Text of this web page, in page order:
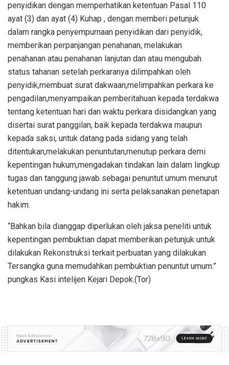
penyidikan dengan memperhatikan ketentuan Pasal 110
ayat (3) dan ayat (4) Kuhap , dengan memberi petunjuk
dalam rangka penyempurnaan penyidikan dari penyidik,
memberikan perpanjangan penahanan, melakukan
penahanan atau penahanan lanjutan dan atau mengubah
status tahanan setelah perkaranya dilimpahkan oleh
penyidik,membuat surat dakwaan,melimpahkan perkara ke
pengadilan,menyampaikan pemberitahuan kepada terdakwa
tentang ketentuan hari dan waktu perkara disidangkan yang
disertai surat panggilan, baik kepada terdakwa maupun
kepada saksi, untuk datang pada sidang yang telah
ditentukan,melakukan penuntutan,menutup perkara demi
kepentingan hukum,mengadakan tindakan lain dalam lingkup
tugas dan tanggung jawab sebagai penuntut umum menurut
ketentuan undang-undang ini serta pelaksanakan penetapan
hakim.
“Bahkan bila dianggap diperlukan oleh jaksa peneliti untuk
kepentingan pembuktian dapat memberikan petunjuk untuk
dilakukan Rekonstruksi terkait perbuatan yang dilakukan
Tersangka guna memudahkan pembuktian penuntut umum.”
pungkas Kasi intelijen Kejari Depok.(Tor)